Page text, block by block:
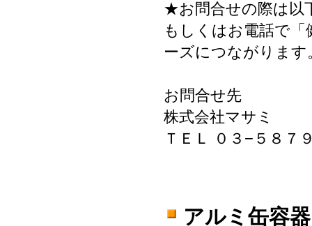
★お問合せの際は以
もしくはお電話で
ーズにつながります
お問合せ先
株式会社マサミ
ＴＥＬ ０３−５８７
アルミ缶容